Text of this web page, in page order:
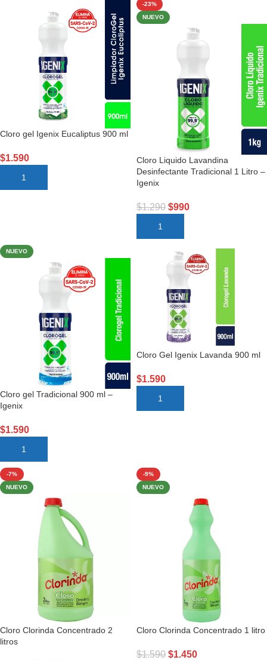
Cloro gel Igenix Eucaliptus 900 ml
$1.590
AÑADIR AL CARRITO
-23%
NUEVO
Cloro Liquido Lavandina
Desinfectante Tradicional 1 Litro –
Igenix
$1.290 $990
AÑADIR AL CARRITO
NUEVO
Cloro gel Tradicional 900 ml –
Igenix
$1.590
AÑADIR AL CARRITO
Cloro Gel Igenix Lavanda 900 ml
$1.590
AÑADIR AL CARRITO
-7%
NUEVO
Cloro Clorinda Concentrado 2
litros
-9%
NUEVO
Cloro Clorinda Concentrado 1 litro
$1.590 $1.450